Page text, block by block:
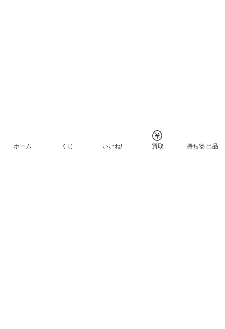
ホーム くじ いいね! 買取 持ち物 出品